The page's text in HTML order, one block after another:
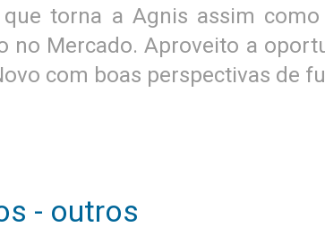
torna a Agnis assim
no Mercado. Aproveito a
com boas perspectivas de
- outros